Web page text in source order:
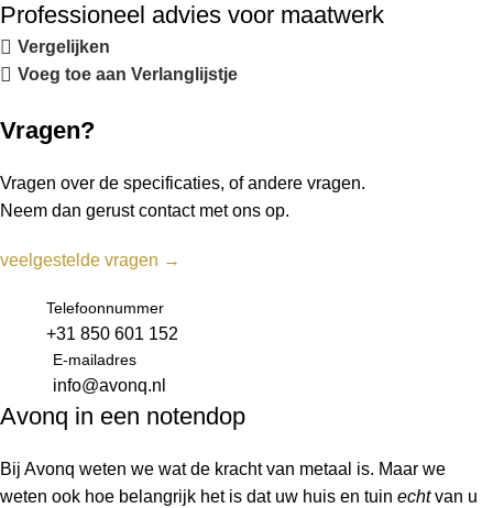
Professioneel advies voor maatwerk
Vergelijken
Voeg toe aan Verlanglijstje
Vragen?
Vragen over de specificaties, of andere vragen.
Neem dan gerust contact met ons op.
veelgestelde vragen →
Telefoonnummer
+31 850 601 152
E-mailadres
info@avonq.nl
Avonq in een notendop
Bij Avonq weten we wat de kracht van metaal is. Maar we
weten ook hoe belangrijk het is dat uw huis en tuin echtvan u